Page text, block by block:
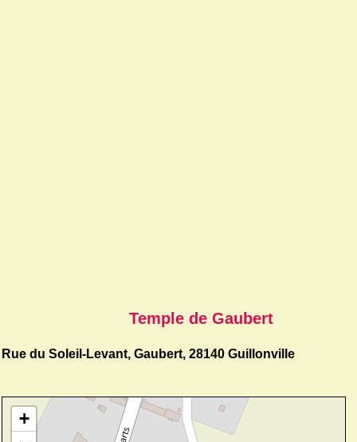
Temple de Gaubert
Rue du Soleil-Levant, Gaubert, 28140 Guillonville
+